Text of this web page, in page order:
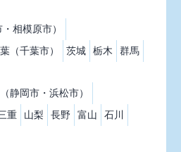
相模原市）
（千葉市） 茨城 栃木 群馬
静岡市・浜松市）
重 山梨 長野 富山
石川